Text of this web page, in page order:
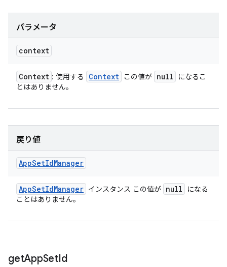
パラメータ
context
Context : 使用する Context この値が null
になるこ
とはありません。
戻り値
AppSetIdManager
AppSetIdManager インスタンス この値が null
になる
ことはありません。
getAppSetId